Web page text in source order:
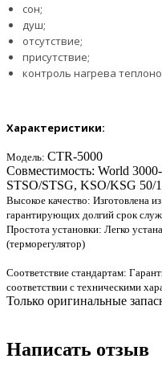
сон;
душ;
отсутствие;
присутствие;
контроль нагрева
Характеристики:
Модель: CTR-5000
Совместимость: World
STSO/STSG, KSO/KSG
Высокое качество: Изготовлена
гарантирующих долгий срок
Простота установки: Легко
(терморегулятор)
Соответствие стандартам:
соответствии с техническими
Только оригинальные
Написать отзыв